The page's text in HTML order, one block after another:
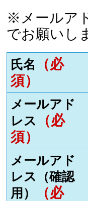
※メールア
でお願いし
氏名
（必
須）
メールアド
レス
（必
須）
メールアド
レス（確認
用）
（必